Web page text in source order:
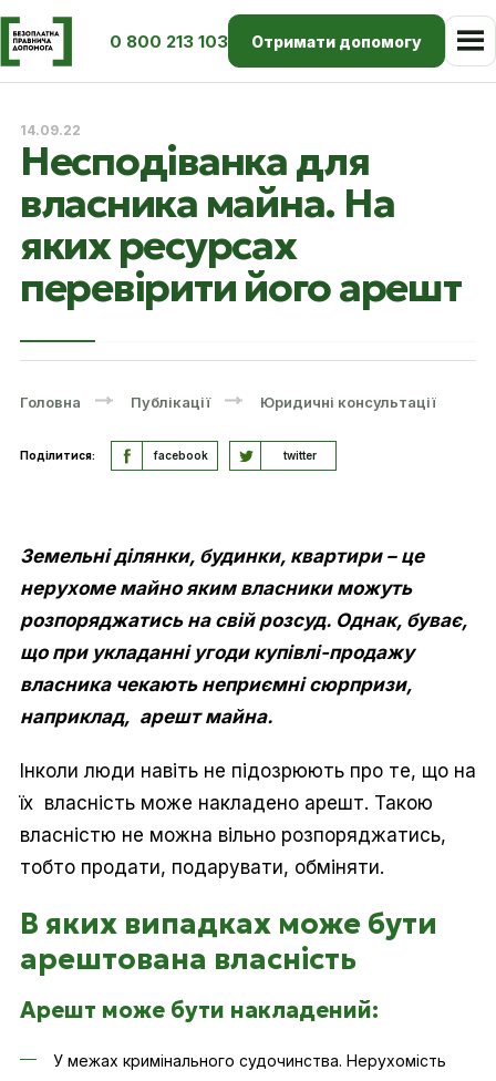
0 800 213 103 Отримати допомогу
14.09.22
Несподіванка для
власника майна. На
яких ресурсах
перевірити його арешт
Головна Публікації Юридичні консультації
Поділитися: facebook twitter
Земельні ділянки, будинки, квартири – це
нерухоме майно яким власники можуть
розпоряджатись на свій розсуд. Однак, буває,
що при укладанні угоди купівлі-продажу
власника чекають неприємні сюрпризи,
наприклад, арешт майна.
Інколи люди навіть не підозрюють про те, що на
їх власність може накладено арешт. Такою
власністю не можна вільно розпоряджатись,
тобто продати, подарувати, обміняти.
В яких випадках може бути
арештована власність
Арешт може бути накладений:
У межах кримінального судочинства. Нерухомість